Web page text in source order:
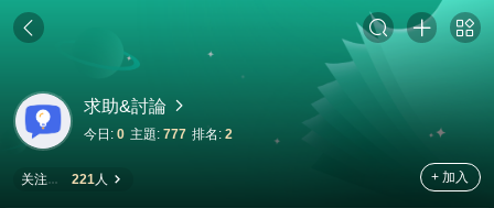
求助&討論
今日: 0 主題: 777 排名: 2
关注 221人 + 加入